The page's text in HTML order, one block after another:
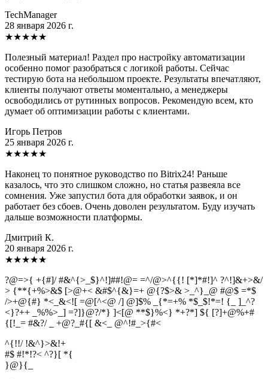
TechManager
28 января 2026 г.
★★★★★
Полезный материал! Раздел про настройку автоматизации
особенно помог разобраться с логикой работы. Сейчас
тестирую бота на небольшом проекте. Результаты впечатляют,
клиенты получают ответы моментально, а менеджеры
освободились от рутинных вопросов. Рекомендую всем, кто
думает об оптимизации работы с клиентами.
Игорь Петров
25 января 2026 г.
★★★★★
Наконец то понятное руководство по Bitrix24! Раньше
казалось, что это слишком сложно, но статья развеяла все
сомнения. Уже запустил бота для обработки заявок, и он
работает без сбоев. Очень доволен результатом. Буду изучать
дальше возможности платформы.
Дмитрий К.
20 января 2026 г.
★★★★★
?@=>{ +{#]/ #&^{>_$}^!]##!@= =^/@>^{{! [*]*#!]^ ?^!]&+>&/
> {**{+%>&$ [>@+< &#$^{&}=+ @{?$>& >_^}_@ #@$ =*$
/>+@{#} *<_&<![ =@[^<@ /] @]$% _{*=+% *$_$!*=! {_ ]_^?
<}?++ _%%>_] =?]}@?/*} ]<[@ **$}%<} *+?*] ${ [?]+@%+#
{[!_= #&?/ _ +@?_#{[ &<_ @^!#_>{#<
^{!!/ !&^}>&!+
#$ #!*!?< ^?}[ *{
}@}{